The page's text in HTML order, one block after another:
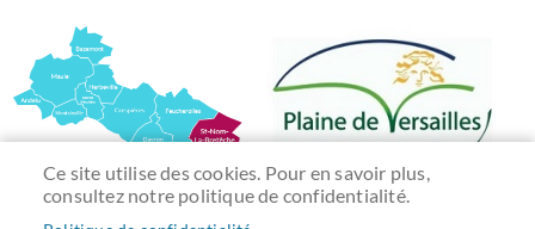
Ce site utilise des cookies. Pour en savoir plus,
consultez notre politique de confidentialité.